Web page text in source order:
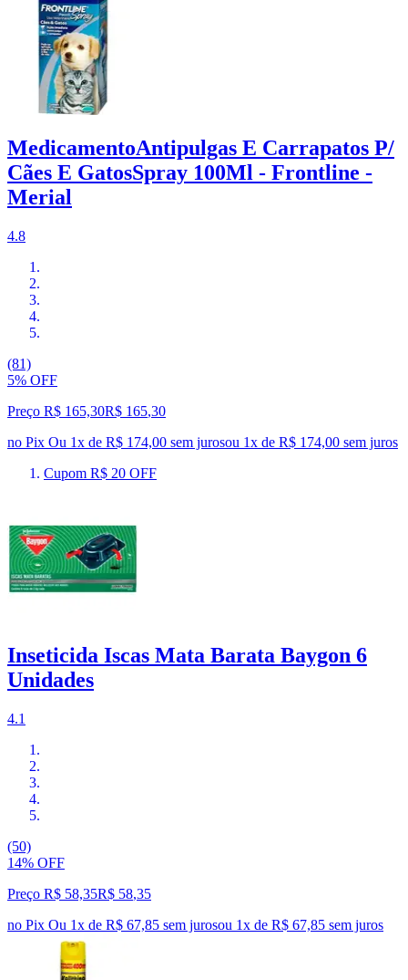
MedicamentoAntipulgas E Carrapatos P/
Cães E GatosSpray 100Ml - Frontline -
Merial
4.8
(81)
5% OFF
Preço R$ 165,30R$ 165,30
no Pix Ou 1x de R$ 174,00 sem jurosou 1x de R$ 174,00 sem juros
Cupom R$ 20 OFF
Inseticida Iscas Mata Barata Baygon 6
Unidades
4.1
(50)
14% OFF
Preço R$ 58,35R$ 58,35
no Pix Ou 1x de R$ 67,85 sem jurosou 1x de R$ 67,85 sem juros